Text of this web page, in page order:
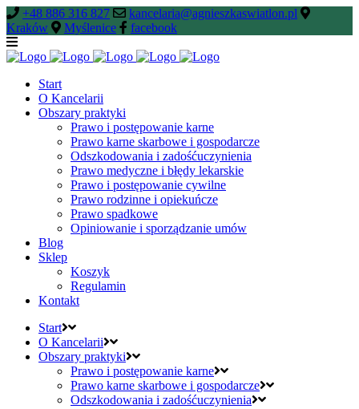
+48 886 316 827
kancelaria@agnieszkaswiatlon.pl
Kraków
Myślenice facebook
Start
O Kancelarii
Obszary praktyki
Prawo i postępowanie karne
Prawo karne skarbowe i gospodarcze
Odszkodowania i zadośćuczynienia
Prawo medyczne i błędy lekarskie
Prawo i postępowanie cywilne
Prawo rodzinne i opiekuńcze
Prawo spadkowe
Opiniowanie i sporządzanie umów
Blog
Sklep
Koszyk
Regulamin
Kontakt
Start
O Kancelarii
Obszary praktyki
Prawo i postępowanie karne
Prawo karne skarbowe i gospodarcze
Odszkodowania i zadośćuczynienia